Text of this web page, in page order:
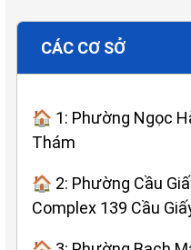
CÁC CƠ SỞ
🏠 1: Phường Ngọc
Thám
🏠 2: Phường Cầu
Complex 139 Cầu